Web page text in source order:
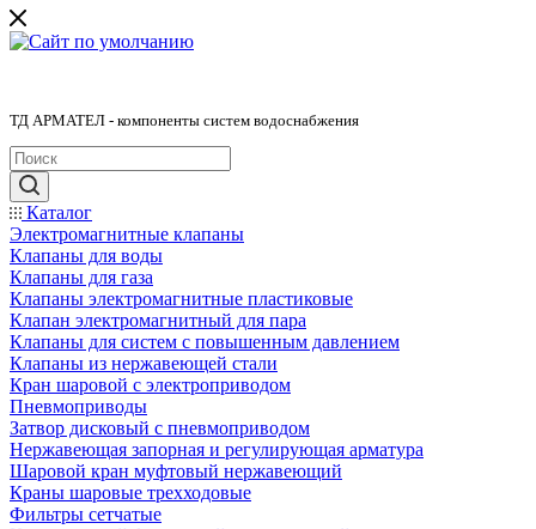
ТД АРМАТЕЛ - компоненты систем водоснабжения
Каталог
Электромагнитные клапаны
Клапаны для воды
Клапаны для газа
Клапаны электромагнитные пластиковые
Клапан электромагнитный для пара
Клапаны для систем с повышенным давлением
Клапаны из нержавеющей стали
Кран шаровой с электроприводом
Пневмоприводы
Затвор дисковый с пневмоприводом
Нержавеющая запорная и регулирующая арматура
Шаровой кран муфтовый нержавеющий
Краны шаровые трехходовые
Фильтры сетчатые